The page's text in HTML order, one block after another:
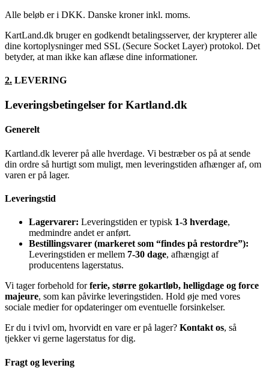
Alle beløb er i DKK. Danske kroner inkl. moms.
KartLand.dk bruger en godkendt betalingsserver, der krypterer alle
dine kortoplysninger med SSL (Secure Socket Layer) protokol. Det
betyder, at man ikke kan aflæse dine informationer.
2. LEVERING
Leveringsbetingelser for Kartland.dk
Generelt
Kartland.dk leverer på alle hverdage. Vi bestræber os på at sende
din ordre så hurtigt som muligt, men leveringstiden afhænger af, om
varen er på lager.
Leveringstid
Lagervarer: Leveringstiden er typisk 1-3 hverdage,
medmindre andet er anført.
Bestillingsvarer (markeret som “findes på restordre”):
Leveringstiden er mellem 7-30 dage, afhængigt af
producentens lagerstatus.
Vi tager forbehold forferie, større gokartløb, helligdage og force
majeure, som kan påvirke leveringstiden. Hold øje med vores
sociale medier for opdateringer om eventuelle forsinkelser.
Er du i tvivl om, hvorvidt en vare er på lager? Kontakt os, så
tjekker vi gerne lagerstatus for dig.
Fragt og levering